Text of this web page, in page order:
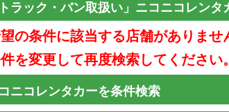
ラック・バン取扱い」ニコニコレンタ
の条件に該当する店舗がありませ
を変更して再度検索してください。
ニコレンタカーを条件検索